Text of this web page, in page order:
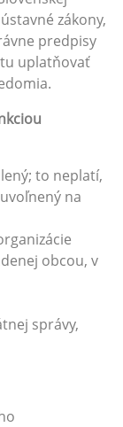
zákony,
predpisy
uplatňovať
to neplatí,
na
obcou, v
správy,